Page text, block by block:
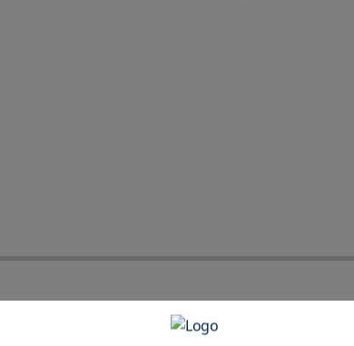
Pour les surfaces en bois, appliquer
Poncer la surface avant l’application de la